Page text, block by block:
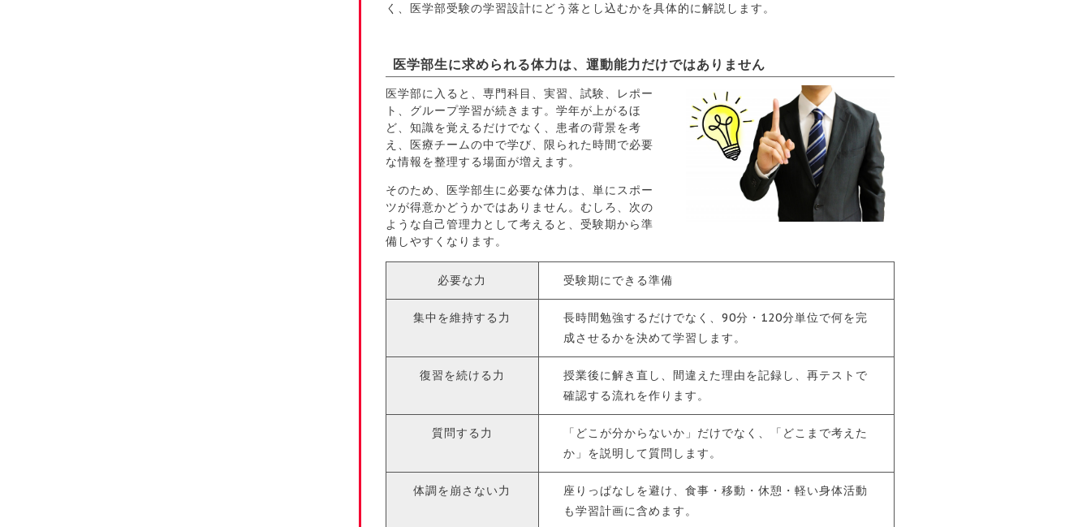
く、医学部受験の学習設計にどう落とし込むかを具体的に解説します。
医学部生に求められる体力は、運動能力だけではありません
医学部に入ると、専門科目、実習、試験、レポー
ト、グループ学習が続きます。学年が上がるほ
ど、知識を覚えるだけでなく、患者の背景を考
え、医療チームの中で学び、限られた時間で必要
な情報を整理する場面が増えます。
そのため、医学部生に必要な体力は、単にスポー
ツが得意かどうかではありません。むしろ、次の
ような自己管理力として考えると、受験期から準
備しやすくなります。
必要な力 受験期にできる準備
集中を維持する力
長時間勉強するだけでなく、90分・120分単位で何を完
成させるかを決めて学習します。
復習を続ける力
授業後に解き直し、間違えた理由を記録し、再テストで
確認する流れを作ります。
質問する力
「どこが分からないか」だけでなく、「どこまで考えた
か」を説明して質問します。
体調を崩さない力
座りっぱなしを避け、食事・移動・休憩・軽い身体活動
も学習計画に含めます。